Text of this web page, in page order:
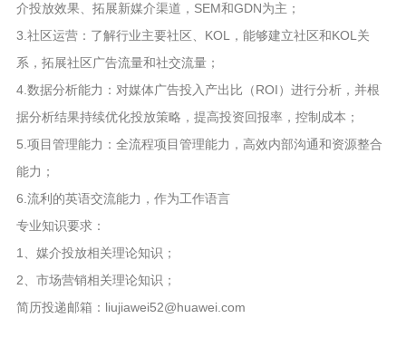
介投放效果、拓展新媒介渠道，SEM和GDN为主；
3.社区运营：了解行业主要社区、KOL，能够建立社区和KOL关
系，拓展社区广告流量和社交流量；
4.数据分析能力：对媒体广告投入产出比（ROI）进行分析，并根
据分析结果持续优化投放策略，提高投资回报率，控制成本；
5.项目管理能力：全流程项目管理能力，高效内部沟通和资源整合
能力；
6.流利的英语交流能力，作为工作语言
专业知识要求：
1、媒介投放相关理论知识；
2、市场营销相关理论知识；
简历投递邮箱：liujiawei52@huawei.com